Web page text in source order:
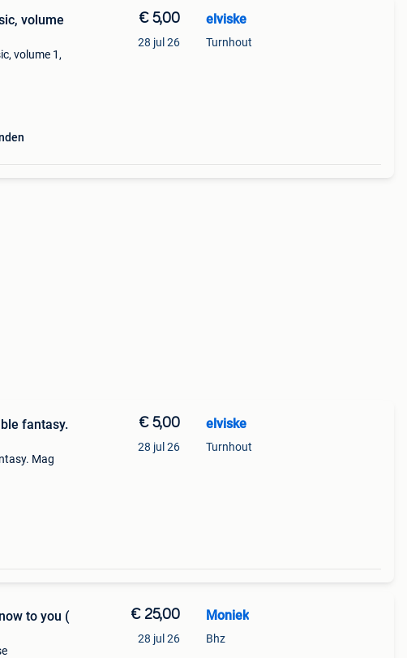
volume
volume 1,
€ 5,00
28 jul 26
elviske
Turnhout
fantasy.
Mag
€ 5,00
28 jul 26
elviske
Turnhout
to you (
€ 25,00
28 jul 26
Moniek
Bhz